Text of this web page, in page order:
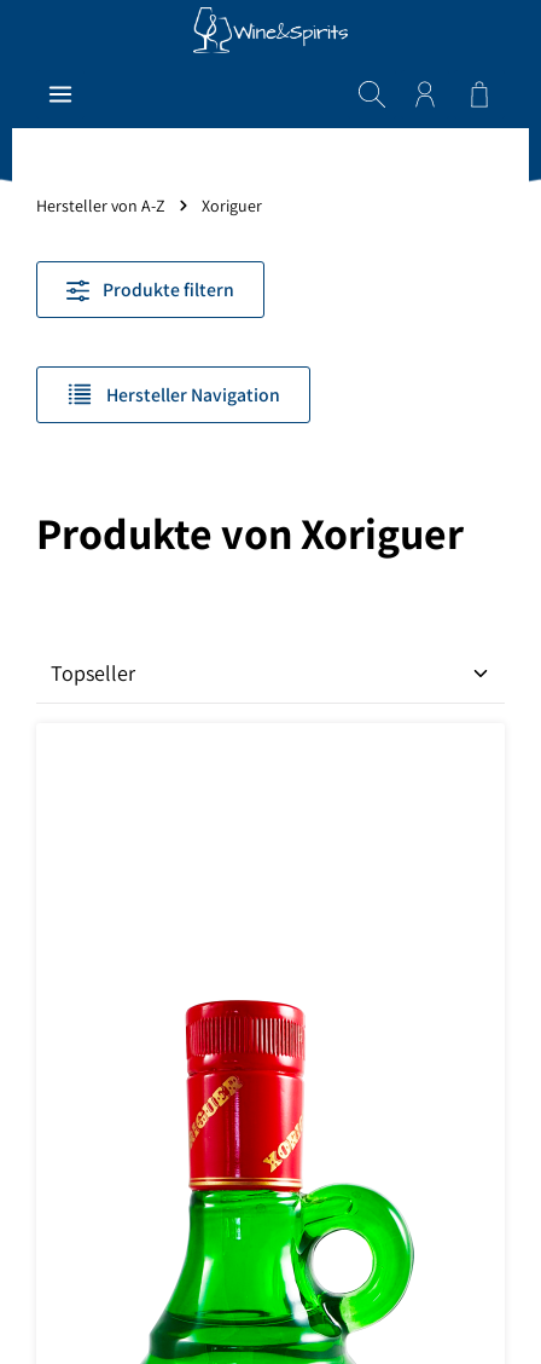
Zum Hauptinhalt springen
Hersteller von A-Z Xoriguer
Produkte filtern
Hersteller Navigation
Produkte von Xoriguer